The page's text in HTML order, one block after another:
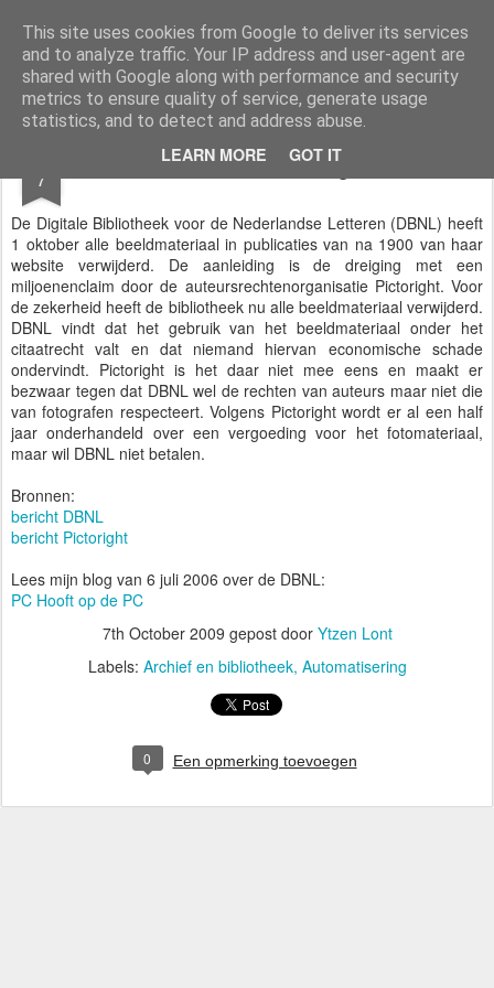
This site uses cookies from Google to deliver its services
and to analyze traffic. Your IP address and user-agent are
shared with Google along with performance and security
metrics to ensure quality of service, generate usage
statistics, and to detect and address abuse.
LEARN MORE GOT IT
Styloblog Stylo is secretariaat en tekstredactie Ytzen Lont
Pages
7 Photo Shooting
De Digitale Bibliotheek voor de Nederlandse Letteren (DBNL) heeft
1 oktober alle beeldmateriaal in publicaties van na 1900 van haar
website verwijderd. De aanleiding is de dreiging met een
miljoenenclaim door de auteursrechtenorganisatie Pictoright. Voor
de zekerheid heeft de bibliotheek nu alle beeldmateriaal verwijderd.
DBNL vindt dat het gebruik van het beeldmateriaal onder het
citaatrecht valt en dat niemand hiervan economische schade
ondervindt. Pictoright is het daar niet mee eens en maakt er
bezwaar tegen dat DBNL wel de rechten van auteurs maar niet die
van fotografen respecteert. Volgens Pictoright wordt er al een half
jaar onderhandeld over een vergoeding voor het fotomateriaal,
maar wil DBNL niet betalen.
Bronnen:
bericht DBNL
bericht Pictoright
Lees mijn blog van 6 juli 2006 over de DBNL:
PC Hooft op de PC
7th October 2009 gepost door Ytzen Lont
Labels: Archief en bibliotheek Automatisering
0 Een opmerking toevoegen